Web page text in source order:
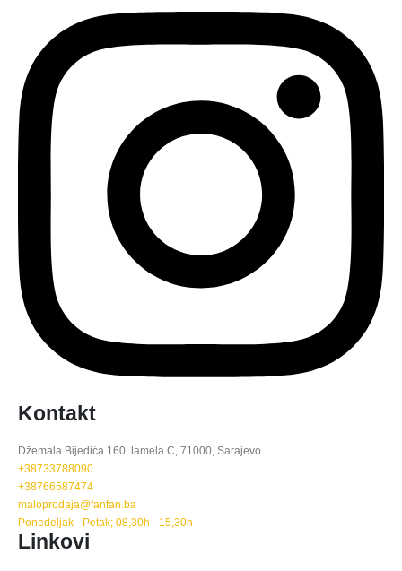
Kontakt
Džemala Bijedića 160, lamela C, 71000, Sarajevo
+38733788090
+38766587474
maloprodaja@fanfan.ba
Ponedeljak - Petak; 08,30h - 15,30h
Linkovi